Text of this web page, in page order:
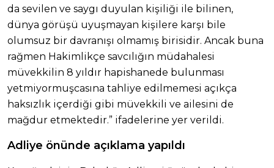
da sevilen ve saygı duyulan kişiliği ile bilinen,
dünya görüşü uyuşmayan kişilere karşı bile
olumsuz bir davranışı olmamış birisidir. Ancak buna
rağmen Hakimlikçe savcılığın müdahalesi
müvekkilin 8 yıldır hapishanede bulunması
yetmiyormuşcasına tahliye edilmemesi açıkça
haksızlık içerdiği gibi müvekkili ve ailesini de
mağdur etmektedir.” ifadelerine yer verildi.
Adliye önünde açıklama yapıldı